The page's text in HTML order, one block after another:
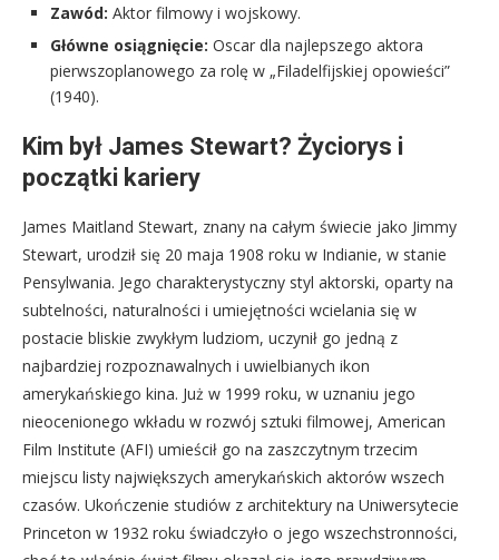
Zawód: Aktor filmowy i wojskowy.
Główne osiągnięcie: Oscar dla najlepszego aktora
pierwszoplanowego za rolę w „Filadelfijskiej opowieści”
(1940).
Kim był James Stewart? Życiorys i
początki kariery
James Maitland Stewart, znany na całym świecie jako Jimmy
Stewart, urodził się 20 maja 1908 roku w Indianie, w stanie
Pensylwania. Jego charakterystyczny styl aktorski, oparty na
subtelności, naturalności i umiejętności wcielania się w
postacie bliskie zwykłym ludziom, uczynił go jedną z
najbardziej rozpoznawalnych i uwielbianych ikon
amerykańskiego kina. Już w 1999 roku, w uznaniu jego
nieocenionego wkładu w rozwój sztuki filmowej, American
Film Institute (AFI) umieścił go na zaszczytnym trzecim
miejscu listy największych amerykańskich aktorów wszech
czasów. Ukończenie studiów z architektury na Uniwersytecie
Princeton w 1932 roku świadczyło o jego wszechstronności,